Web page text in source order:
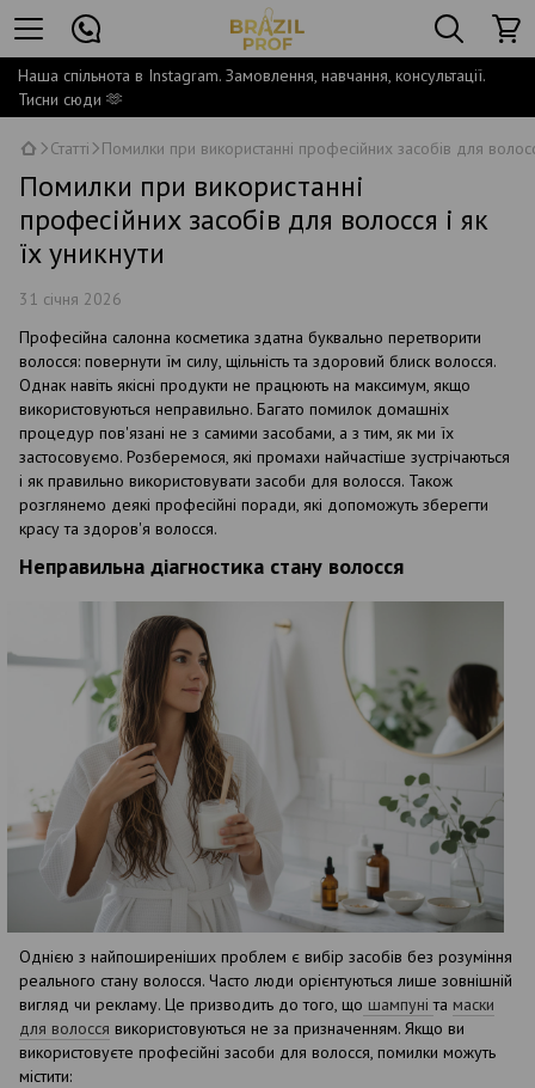
Наша спільнота в Instagram. Замовлення, навчання, консультації.
Тисни сюди 🫶
Статті Помилки при використанні професійних засобів для
Помилки при використанні
професійних засобів для волосся і як
їх уникнути
31 січня 2026
Професійна салонна косметика здатна буквально перетворити
волосся: повернути їм силу, щільність та здоровий блиск волосся.
Однак навіть якісні продукти не працюють на максимум, якщо
використовуються неправильно. Багато помилок домашніх
процедур пов'язані не з самими засобами, а з тим, як ми їх
застосовуємо. Розберемося, які промахи найчастіше зустрічаються
і як правильно використовувати засоби для волосся. Також
розглянемо деякі професійні поради, які допоможуть зберегти
красу та здоров'я волосся.
Неправильна діагностика стану волосся
Однією з найпоширеніших проблем є вибір засобів без розуміння
реального стану волосся. Часто люди орієнтуються лише зовнішній
вигляд чи рекламу. Це призводить до того, що шампуніта маски
для волосся використовуються не за призначенням. Якщо ви
використовуєте професійні засоби для волосся, помилки можуть
містити: